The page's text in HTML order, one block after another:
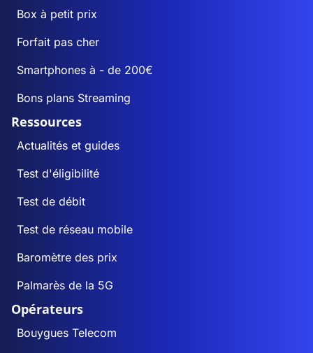
Box à petit prix
Forfait pas cher
Smartphones à - de 200€
Bons plans Streaming
Ressources
Actualités et guides
Test d'éligibilité
Test de débit
Test de réseau mobile
Baromètre des prix
Palmarès de la 5G
Opérateurs
Bouygues Telecom